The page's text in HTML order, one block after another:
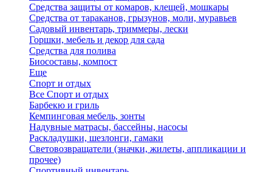
Средства защиты от комаров, клещей, мошкары
Средства от тараканов, грызунов, моли, муравьев
Садовый инвентарь, триммеры, лески
Горшки, мебель и декор для сада
Средства для полива
Биосоставы, компост
Еще
Спорт и отдых
Все Спорт и отдых
Барбекю и гриль
Кемпинговая мебель, зонты
Надувные матрасы, бассейны, насосы
Раскладушки, шезлонги, гамаки
Световозвращатели (значки, жилеты, аппликации и
прочее)